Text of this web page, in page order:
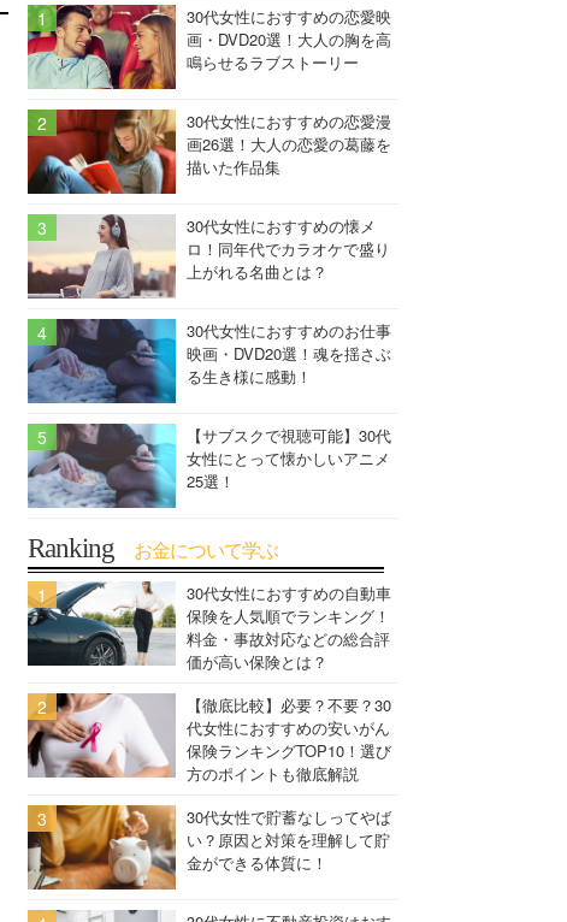
30代女性におすすめの恋愛映
画・DVD20選！大人の胸を高
鳴らせるラブストーリー
30代女性におすすめの恋愛漫
画26選！大人の恋愛の葛藤を
描いた作品集
30代女性におすすめの懐メ
ロ！同年代でカラオケで盛り
上がれる名曲とは？
30代女性におすすめのお仕事
映画・DVD20選！魂を揺さぶ
る生き様に感動！
【サブスクで視聴可能】30代
女性にとって懐かしいアニメ
25選！
Ranking お金について学ぶ
30代女性におすすめの自動車
保険を人気順でランキング！
料金・事故対応などの総合評
価が高い保険とは？
【徹底比較】必要？不要？30
代女性におすすめの安いがん
保険ランキングTOP10！選び
方のポイントも徹底解説
30代女性で貯蓄なしってやば
い？原因と対策を理解して貯
金ができる体質に！